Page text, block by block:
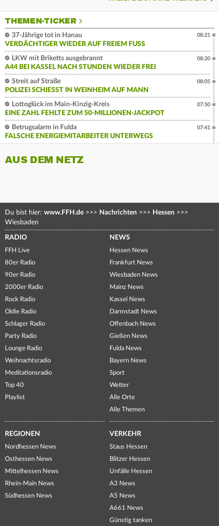
THEMEN-TICKER
37-Jährige tot in Hanau
VERDÄCHTIGER WIEDER AUF FREIEM FUSS
08:21
LKW mit Briketts ausgebrannt
A44 BEI KASSEL NACH STUNDEN WIEDER FREI
08:20
Streit auf Straße
POLIZEI SCHIESST IN WEINHEIM AUF MANN
08:05
Lottoglück im Main-Kinzig-Kreis
EINE ZAHL FEHLTE ZUM 50-MILLIONEN-JACKPOT
07:50
Betrugsalarm in Fulda
FALSCHE ENERGIEMITARBEITER UNTERWEGS
07:41
AUS DEM NETZ
Du bist hier: www.FFH.de >>> Nachrichten >>> Hessen >>>
Wiesbaden
RADIO
FFH Live
80er Radio
90er Radio
2000er Radio
Rock Radio
Oldie Radio
Schlager Radio
Party Radio
Lounge Radio
Weihnachtsradio
Meditationsradio
Top 40
Playlist
NEWS
Hessen News
Frankfurt News
Wiesbaden News
Mainz News
Kassel News
Darmstadt News
Offenbach News
Gießen News
Fulda News
Bayern News
Sport
Wetter
Alle Orte
Alle Themen
REGIONEN
Nordhessen News
Osthessen News
Mittelhessen News
Rhein-Main News
Südhessen News
VERKEHR
Staus Hessen
Blitzer Hessen
Unfälle Hessen
A3 News
A5 News
A661 News
Günstig tanken